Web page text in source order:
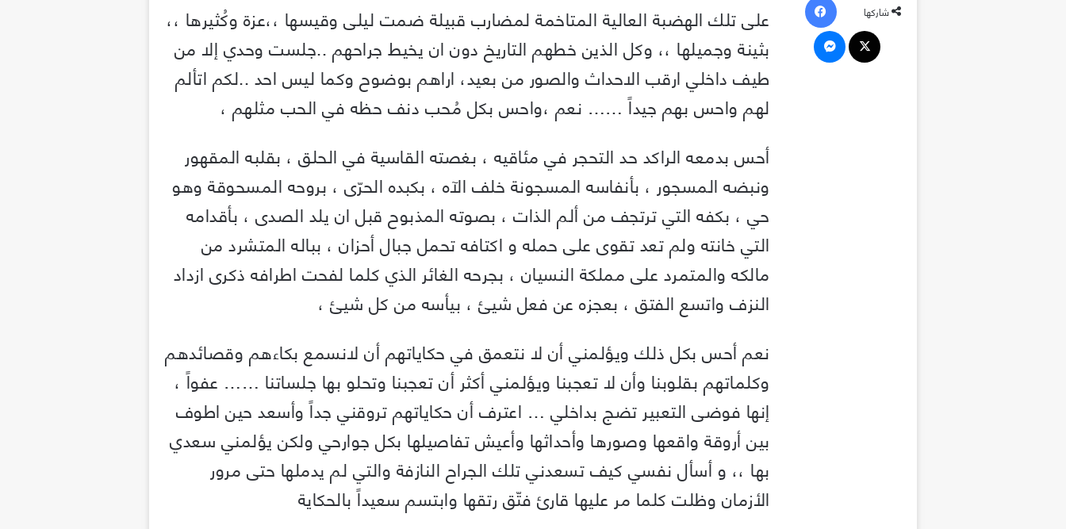
على تلك الهضبة العالية المتاخمة لمضارب قبيلة ضمت ليلى وقيسها ،،عزة وكُثيرها ،،
بثينة وجميلها ،، وكل الذين خطهم التاريخ دون ان يخيط جراحهم ..جلست وحدي إلا من
طيف داخلي ارقب الاحداث والصور من بعيد، اراهم بوضوح وكما ليس احد ..لكم اتألم
لهم واحس بهم جيداً …… نعم ،واحس بكل مُحب دنف حظه في الحب مثلهم ،
أحس بدمعه الراكد حد التحجر في مئاقيه ، بغصته القاسية في الحلق ، بقلبه المقهور
ونبضه المسجور ، بأنفاسه المسجونة خلف الآه ، بكبده الحرّى ، بروحه المسحوقة وهو
حي ، بكفه التي ترتجف من ألم الذات ، بصوته المذبوح قبل ان يلد الصدى ، بأقدامه
التي خانته ولم تعد تقوى على حمله و اكتافه تحمل جبال أحزان ، بباله المتشرد من
مالكه والمتمرد على مملكة النسيان ، بجرحه الغائر الذي كلما لفحت اطرافه ذكرى ازداد
النزف واتسع الفتق ، بعجزه عن فعل شيئ ، بيأسه من كل شيئ ،
نعم أحس بكل ذلك ويؤلمني أن لا نتعمق في حكاياتهم أن لانسمع بكاءهم وقصائدهم
وكلماتهم بقلوبنا وأن لا تعجبنا ويؤلمني أكثر أن تعجبنا وتحلو بها جلساتنا …… عفواً ،
إنها فوضى التعبير تضج بداخلي … اعترف أن حكاياتهم تروقني جداً وأسعد حين اطوف
بين أروقة واقعها وصورها وأحداثها وأعيش تفاصيلها بكل جوارحي ولكن يؤلمني سعدي
بها ،، و أسأل نفسي كيف تسعدني تلك الجراح النازفة والتي لم يدملها حتى مرور
الأزمان وظلت كلما مر عليها قارئ فتّق رتقها وابتسم سعيداً بالحكاية
شاركها
ماسنجر